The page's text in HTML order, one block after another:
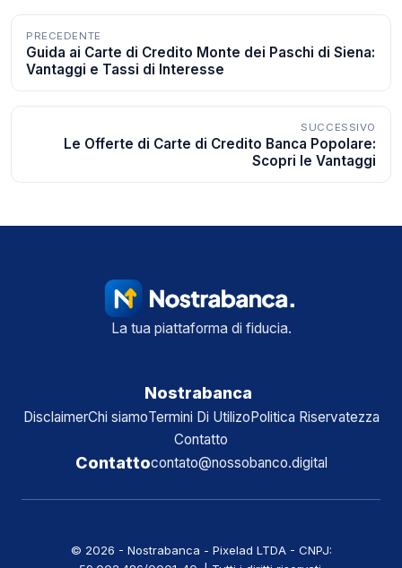
Navigazione
articoli
PRECEDENTE
Guida ai Carte di Credito Monte dei Paschi di Siena:
Vantaggi e Tassi di Interesse
SUCCESSIVO
Le Offerte di Carte di Credito Banca Popolare:
Scopri le Vantaggi
La tua piattaforma di fiducia.
Nostrabanca
DisclaimerChi siamoTermini Di UtilizoPolitica Riservatezza
Contatto
Contattocontato@nossobanco.digital
© 2026 - Nostrabanca - Pixelad LTDA - CNPJ: